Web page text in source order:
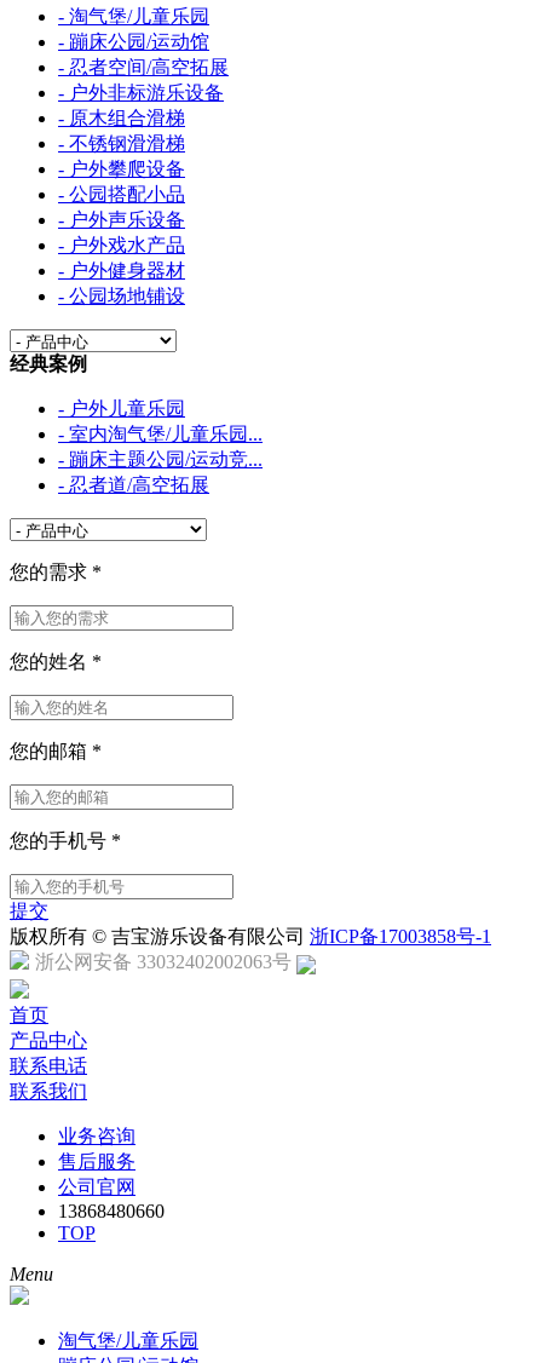
- 淘气堡/儿童乐园
- 蹦床公园/运动馆
- 忍者空间/高空拓展
- 户外非标游乐设备
- 原木组合滑梯
- 不锈钢滑滑梯
- 户外攀爬设备
- 公园搭配小品
- 户外声乐设备
- 户外戏水产品
- 户外健身器材
- 公园场地铺设
经典案例
- 户外儿童乐园
- 室内淘气堡/儿童乐园...
- 蹦床主题公园/运动竞...
- 忍者道/高空拓展
您的需求 *
您的姓名 *
您的邮箱 *
您的手机号 *
提交
版权所有 © 吉宝游乐设备有限公司 浙ICP备17003858号-1
浙公网安备 33032402002063号
首页
产品中心
联系电话
联系我们
业务咨询
售后服务
公司官网
13868480660
TOP
Menu
淘气堡/儿童乐园